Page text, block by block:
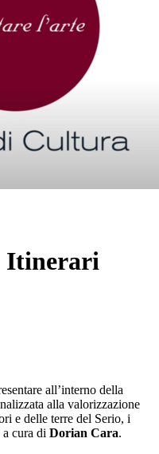
Itinerari
all’interno della
alla valorizzazione
e delle terre del Serio, i
a cura di Dorian Cara.